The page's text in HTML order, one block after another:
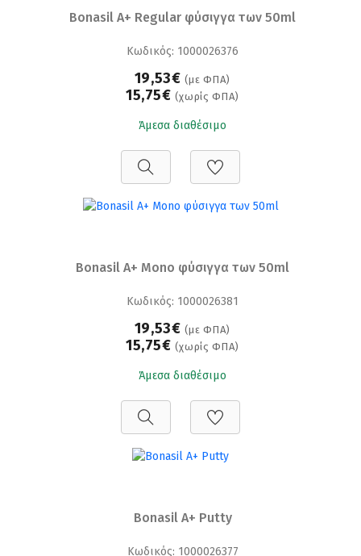
Bonasil A+ Regular φύσιγγα των 50ml
Κωδικός: 1000026376
19,53€ (με ΦΠΑ)
15,75€ (χωρίς ΦΠΑ)
Άμεσα διαθέσιμο
Bonasil A+ Mono φύσιγγα των 50ml
Κωδικός: 1000026381
19,53€ (με ΦΠΑ)
15,75€ (χωρίς ΦΠΑ)
Άμεσα διαθέσιμο
Bonasil A+ Putty
Κωδικός: 1000026377